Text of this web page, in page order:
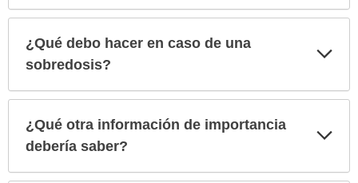
¿Qué debo hacer en caso de una
sobredosis?
¿Qué otra información de importancia
debería saber?